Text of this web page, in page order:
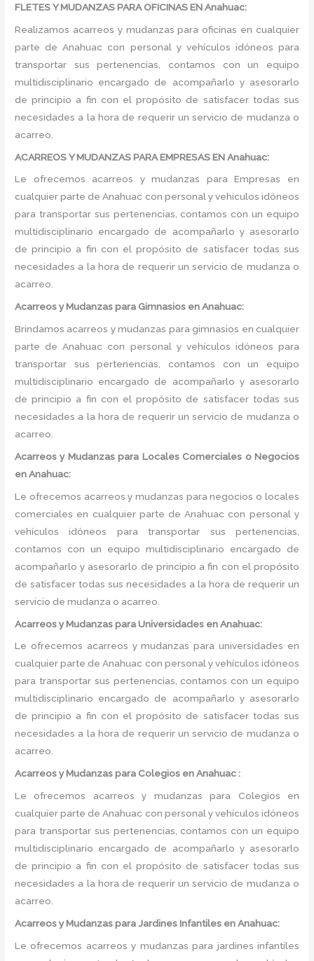
FLETES Y MUDANZAS PARA OFICINAS EN Anahuac:
Realizamos acarreos y mudanzas para oficinas en cualquier
parte de Anahuac con personal y vehículos idóneos para
transportar sus pertenencias, contamos con un equipo
multidisciplinario encargado de acompañarlo y asesorarlo
de principio a fin con el propósito de satisfacer todas sus
necesidades a la hora de requerir un servicio de mudanza o
acarreo.
ACARREOS Y MUDANZAS PARA EMPRESAS EN Anahuac:
Le ofrecemos acarreos y mudanzas para Empresas en
cualquier parte de Anahuac con personal y vehículos idóneos
para transportar sus pertenencias, contamos con un equipo
multidisciplinario encargado de acompañarlo y asesorarlo
de principio a fin con el propósito de satisfacer todas sus
necesidades a la hora de requerir un servicio de mudanza o
acarreo.
Acarreos y Mudanzas para Gimnasios en Anahuac:
Brindamos acarreos y mudanzas para gimnasios en cualquier
parte de Anahuac con personal y vehículos idóneos para
transportar sus pertenencias, contamos con un equipo
multidisciplinario encargado de acompañarlo y asesorarlo
de principio a fin con el propósito de satisfacer todas sus
necesidades a la hora de requerir un servicio de mudanza o
acarreo.
Acarreos y Mudanzas para Locales Comerciales o Negocios
en Anahuac:
Le ofrecemos acarreos y mudanzas para negocios o locales
comerciales en cualquier parte de Anahuac con personal y
vehículos idóneos para transportar sus pertenencias,
contamos con un equipo multidisciplinario encargado de
acompañarlo y asesorarlo de principio a fin con el propósito
de satisfacer todas sus necesidades a la hora de requerir un
servicio de mudanza o acarreo.
Acarreos y Mudanzas para Universidades en Anahuac:
Le ofrecemos acarreos y mudanzas para universidades en
cualquier parte de Anahuac con personal y vehículos idóneos
para transportar sus pertenencias, contamos con un equipo
multidisciplinario encargado de acompañarlo y asesorarlo
de principio a fin con el propósito de satisfacer todas sus
necesidades a la hora de requerir un servicio de mudanza o
acarreo.
Acarreos y Mudanzas para Colegios en Anahuac :
Le ofrecemos acarreos y mudanzas para Colegios en
cualquier parte de Anahuac con personal y vehículos idóneos
para transportar sus pertenencias, contamos con un equipo
multidisciplinario encargado de acompañarlo y asesorarlo
de principio a fin con el propósito de satisfacer todas sus
necesidades a la hora de requerir un servicio de mudanza o
acarreo.
Acarreos y Mudanzas para Jardines Infantiles en Anahuac:
Le ofrecemos acarreos y mudanzas para jardines infantiles